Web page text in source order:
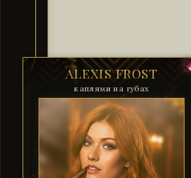
ALEXIS FROST
каплями на губах